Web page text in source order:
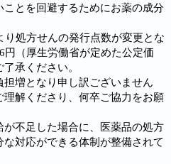
ことを回避するためにお薬の成分
り処方せんの発行点数が変更とな
円（厚生労働省が定めた公定価
承ください。
担増となり申し訳ございません
理解くださり、何卒ご協力をお願
が不足した場合に、医薬品の処方
対応ができる体制が整備されて